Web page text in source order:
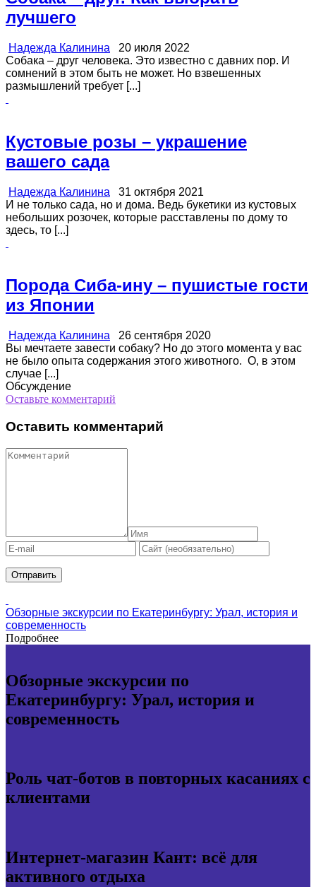
лучшего
Надежда Калинина 20 июля 2022
Собака – друг человека. Это известно с давних пор. И
сомнений в этом быть не может. Но взвешенных
размышлений требует [...]
Кустовые розы – украшение
вашего сада
Надежда Калинина 31 октября 2021
И не только сада, но и дома. Ведь букетики из кустовых
небольших розочек, которые расставлены по дому то
здесь, то [...]
Порода Сиба-ину – пушистые гости
из Японии
Надежда Калинина 26 сентября 2020
Вы мечтаете завести собаку? Но до этого момента у вас
не было опыта содержания этого животного. О, в этом
случае [...]
Обсуждение
Оставьте комментарий
Оставить комментарий
Обзорные экскурсии по Екатеринбургу: Урал, история и
современность
Подробнее
Обзорные экскурсии по
Екатеринбургу: Урал, история и
современность
Роль чат-ботов в повторных касаниях с
клиентами
Интернет-магазин Кант: всё для
активного отдыха